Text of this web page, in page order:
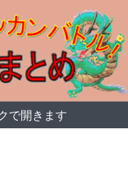
で開きます